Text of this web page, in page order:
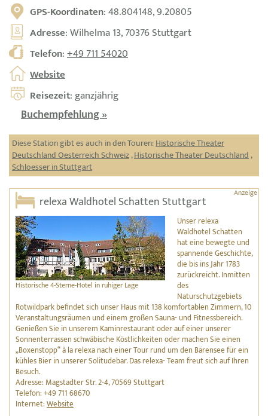
GPS-Koordinaten: 48.804148, 9.20805
Adresse: Wilhelma 13, 70376 Stuttgart
Telefon:+49 711 54020
Website
Reisezeit: ganzjährig
Buchempfehlung »
Diese Station gibt es auch in den Touren:Historische Theater
Deutschland Oesterreich Schweiz,Historische Theater Deutschland,
Schloesser in Stuttgart
relexa Waldhotel Schatten Stuttgart
Historische 4-Sterne-Hotel in ruhiger Lage
Unser relexa
Waldhotel Schatten
hat eine bewegte und
spannende Geschichte,
die bis ins Jahr 1783
zurückreicht. Inmitten
des
Naturschutzgebiets
Rotwildpark befindet sich unser Haus mit 138 komfortablen Zimmern, 10
Veranstaltungsräumen und einem großen Sauna- und Fitnessbereich.
Genießen Sie in unserem Kaminrestaurant oder auf einer unserer
Sonnenterrassen schwäbische Köstlichkeiten oder machen Sie einen
„Boxenstopp“ à la relexa nach einer Tour rund um den Bärensee für ein
kühles Bier in unserer Solitudebar. Das relexa- Team freut sich auf Ihren
Besuch.
Adresse: Magstadter Str. 2-4, 70569 Stuttgart
Telefon: +49 711 68670
Internet:Website